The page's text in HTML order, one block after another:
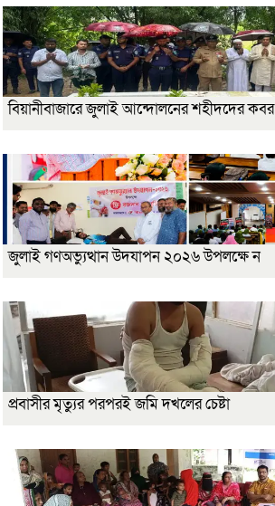
বিয়ানীবাজারে জুলাই আন্দোলনের শহীদদের কবর
জুলাই গণঅভ্যুত্থান উদযাপন ২০২৬ উপলক্ষে ন
প্রবাসীর মৃত্যুর পরপরই জমি দখলের চেষ্টা